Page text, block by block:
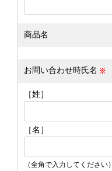
商品名
お問い合わせ時氏名
［姓］
［名］
（全角で入力してください）